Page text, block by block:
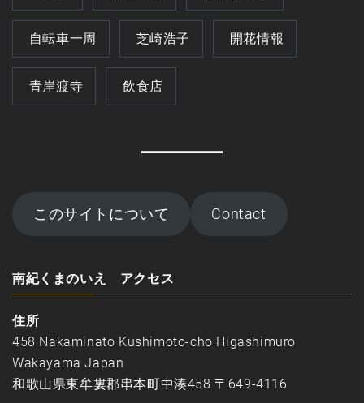
自転車一周 芝崎浩子 開花情報
青岸渡寺 飲食店
このサイトについて Contact
南紀くまのいえ アクセス
住所
458 Nakaminato Kushimoto-cho Higashimuro
Wakayama Japan
和歌山県東牟婁郡串本町中湊458 〒649-4116